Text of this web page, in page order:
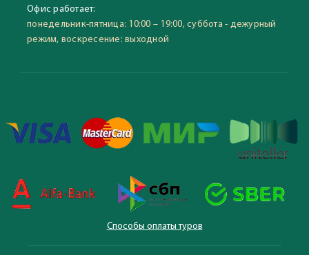
Офис работает:
понедельник-пятница: 10:00 – 19:00, суббота - дежурный
режим, воскресение: выходной
Способы оплаты туров